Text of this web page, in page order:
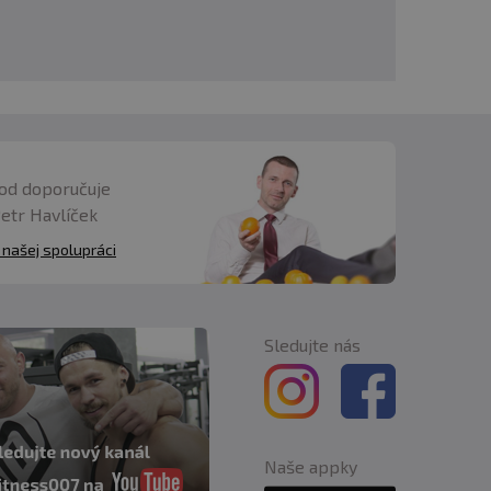
kapsulu denne) s
doporučuje
Havlíček
našej spolupráci
Sledujte nás
Naše appky